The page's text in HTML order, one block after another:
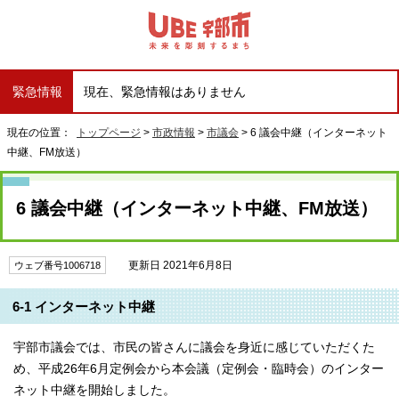
緊急情報 現在、緊急情報はありません
現在の位置： トップページ > 市政情報 > 市議会 > 6 議会中継（インターネット
中継、FM放送）
6 議会中継（インターネット中継、FM放送）
ウェブ番号1006718 更新日 2021年6月8日
6-1 インターネット中継
宇部市議会では、市民の皆さんに議会を身近に感じていただくた
め、平成26年6月定例会から本会議（定例会・臨時会）のインター
ネット中継を開始しました。